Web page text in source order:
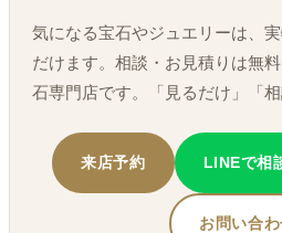
気になる宝石やジュエリーは、
だけます。相談・お見積りは無
石専門店です。「見るだけ」「
来店予約 LINEで相
お問い合